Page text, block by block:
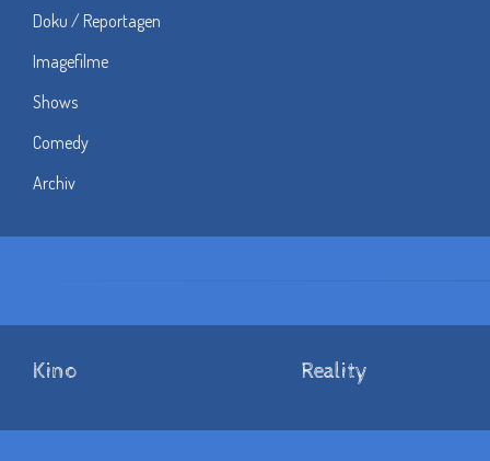
Doku / Reportagen
Imagefilme
Shows
Comedy
Archiv
Kino Reality